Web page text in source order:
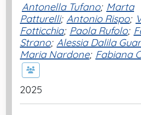
Antonella Tufano; Marta
Patturelli; Antonio Rispo;
Fotticchia; Paola Rufolo;
Strano; Alessia Dalila
Maria Nardone; Fabiana
2025